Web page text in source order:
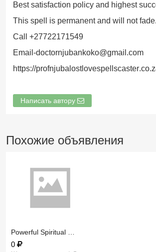
Best satisfaction policy and highest
This spell is permanent and will not fade.
Call +27722171549
Email-doctornjubankoko@gmail.com
https://
Написать автору
Похожие объявления
​Powerful Spiritual …
0